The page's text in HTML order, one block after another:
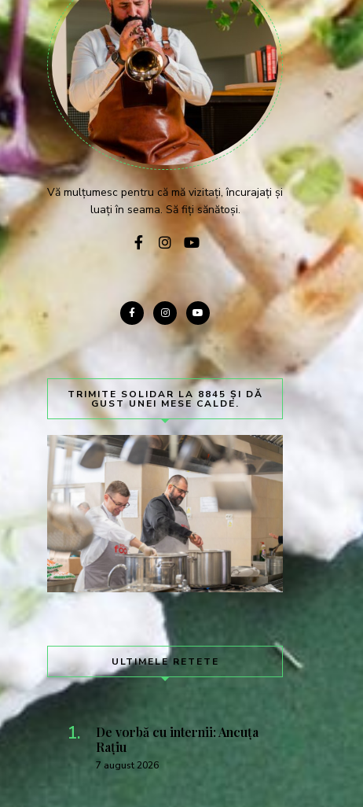
Vă mulțumesc pentru că mă vizitați, încurajați și
luați în seama. Să fiți sănătoși.
TRIMITE SOLIDAR LA 8845 ȘI DĂ
GUST UNEI MESE CALDE.
ULTIMELE RETETE
De vorbă cu internii: Ancuța
Rațiu
7 august 2026